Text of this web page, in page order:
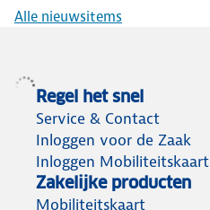
Alle nieuwsitems
Regel het snel
Service & Contact
Inloggen voor de Zaak
Inloggen Mobiliteitskaart
Zakelijke producten
Mobiliteitskaart